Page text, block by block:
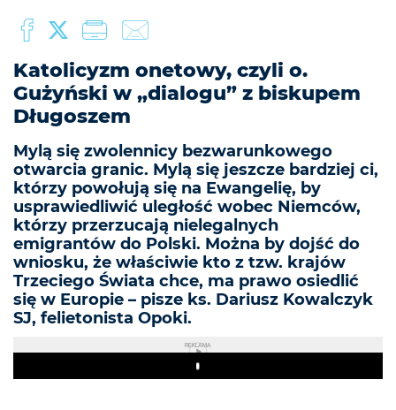
Katolicyzm onetowy, czyli o.
Gużyński w „dialogu” z biskupem
Długoszem
Mylą się zwolennicy bezwarunkowego
otwarcia granic. Mylą się jeszcze bardziej ci,
którzy powołują się na Ewangelię, by
usprawiedliwić uległość wobec Niemców,
którzy przerzucają nielegalnych
emigrantów do Polski. Można by dojść do
wniosku, że właściwie kto z tzw. krajów
Trzeciego Świata chce, ma prawo osiedlić
się w Europie – pisze ks. Dariusz Kowalczyk
SJ, felietonista Opoki.
REKLAMA
Play